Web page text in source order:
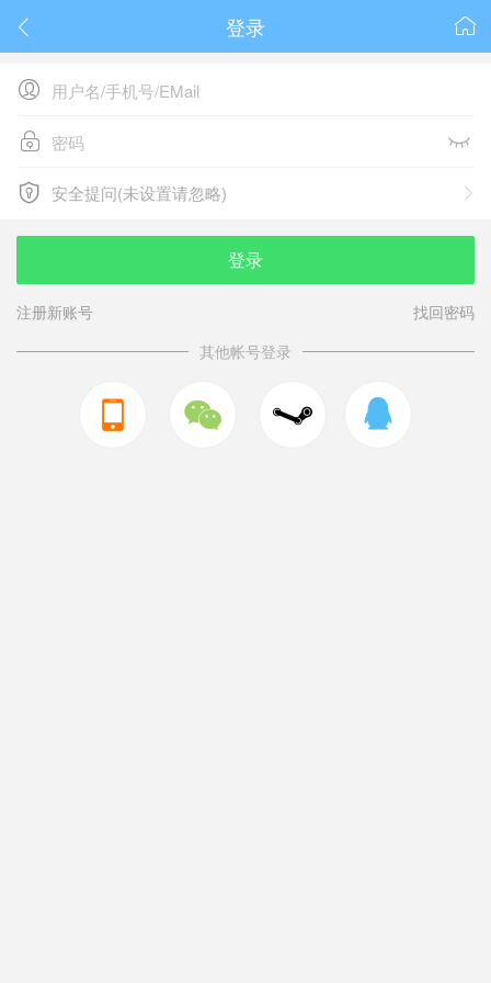
 
登录

 
 
安全提问(未设置请忽略)
安全提问(未设置请忽略)
登录
注册新账号
找回密码
其他帐号登录
  